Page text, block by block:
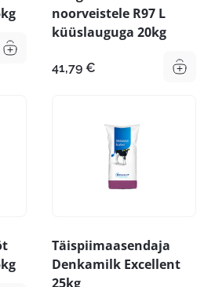
noorveistele R97 L
küüslauguga 20kg
41,79 €
Täispiimaasendaja
Denkamilk Excellent
25kg